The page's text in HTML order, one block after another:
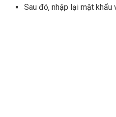
Sau đó, nhập lại mật khẩu